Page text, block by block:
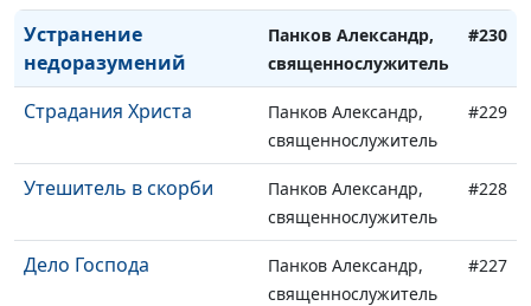
Устранение
недоразумений
Панков Александр,
священнослужитель
#230
Страдания Христа
Панков Александр,
священнослужитель
#229
Утешитель в скорби
Панков Александр,
священнослужитель
#228
Дело Господа
Панков Александр,
священнослужитель
#227